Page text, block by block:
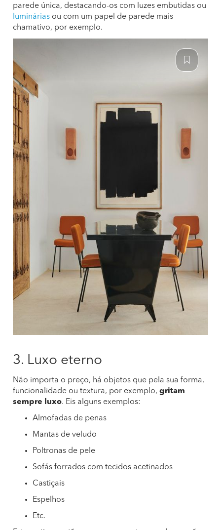
parede única, destacando-os com luzes embutidas ou
luminárias ou com um papel de parede mais
chamativo, por exemplo.
3. Luxo eterno
Não importa o preço, há objetos que pela sua forma,
funcionalidade ou textura, por exemplo, gritam
sempre luxo. Eis alguns exemplos:
Almofadas de penas
Mantas de veludo
Poltronas de pele
Sofás forrados com tecidos acetinados
Castiçais
Espelhos
Etc.